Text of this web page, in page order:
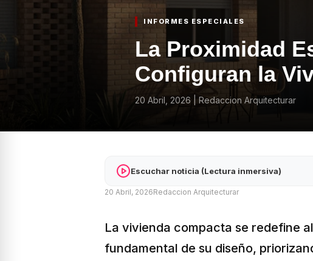
INFORMES ESPECIALES
La Proximidad
Configuran la
20 Abril, 2026 Redaccion Arquitecturar
Escuchar noticia (Lectura inmersiva)
20 Abril, 2026Redaccion Arquitecturar
La vivienda compacta se redefine
fundamental de su diseño,